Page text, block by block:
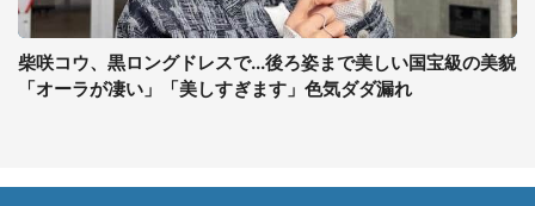
柴咲コウ、黒ロングドレスで...後ろ姿まで美しい国宝級の美貌
「オーラが凄い」「美しすぎます」色気ダダ漏れ